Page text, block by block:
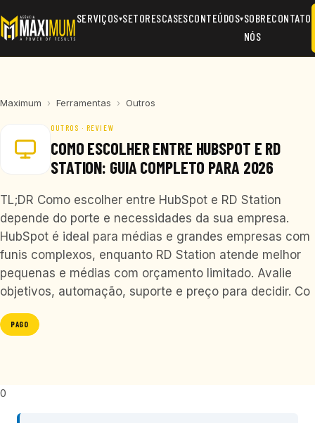
SERVIÇOS▾SETORESCASESCONTEÚDOS▾SOBRE
NÓS
CONTATO
Maximum › Ferramentas › Outros
OUTROS · REVIEW
COMO ESCOLHER ENTRE HUBSPOT E RD
STATION: GUIA COMPLETO PARA 2026
TL;DR Como escolher entre HubSpot e RD Station
depende do porte e necessidades da sua empresa.
HubSpot é ideal para médias e grandes empresas com
funis complexos, enquanto RD Station atende melhor
pequenas e médias com orçamento limitado. Avalie
objetivos, automação, suporte e preço para decidir. Co
PAGO
0